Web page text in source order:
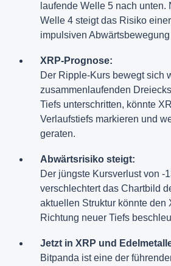
laufende Welle 5 nach unten.
Welle 4 steigt das Risiko
impulsiven
XRP-Prognose:
Der Ripple-Kurs bewegt sich
zusammenlaufenden
Tiefs unterschritten, könnte
Verlaufstiefs markieren und
geraten.
Abwärtsrisiko steigt:
Der jüngste Kursverlust von -
verschlechtert das Chartbild
aktuellen Struktur könnte den
Richtung neuer Tiefs
Jetzt in XRP und
Bitpanda ist eine der